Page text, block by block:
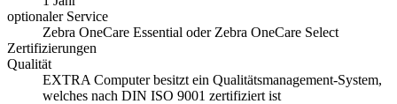
optionaler Service
Zebra OneCare Essential oder Zebra OneCare Select
Zertifizierungen
Qualität
EXTRA Computer besitzt ein Qualitätsmanagement-System,
welches nach DIN ISO 9001 zertifiziert ist